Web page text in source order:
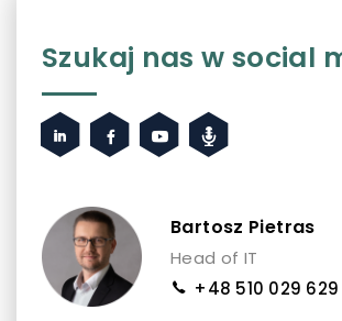
Szukaj nas w social
Bartosz Pietras
Head of IT
+48 510 029 629